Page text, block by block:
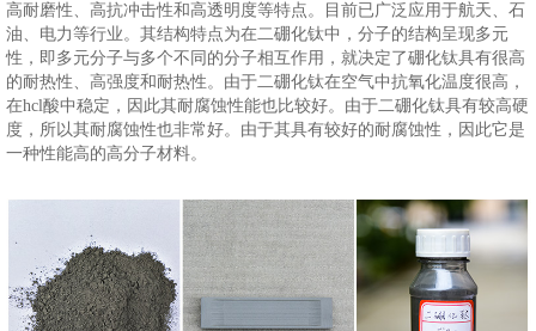
高耐磨性、高抗冲击性和高透明度等特点。目前已广泛应用于航天、石
油、电力等行业。其结构特点为在二硼化钛中，分子的结构呈现多元
性，即多元分子与多个不同的分子相互作用，就决定了硼化钛具有很高
的耐热性、高强度和耐热性。由于二硼化钛在空气中抗氧化温度很高，
在hcl酸中稳定，因此其耐腐蚀性能也比较好。由于二硼化钛具有较高硬
度，所以其耐腐蚀性也非常好。由于其具有较好的耐腐蚀性，因此它是
一种性能高的高分子材料。